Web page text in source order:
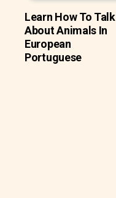
Learn How To Talk
About Animals In
European
Portuguese